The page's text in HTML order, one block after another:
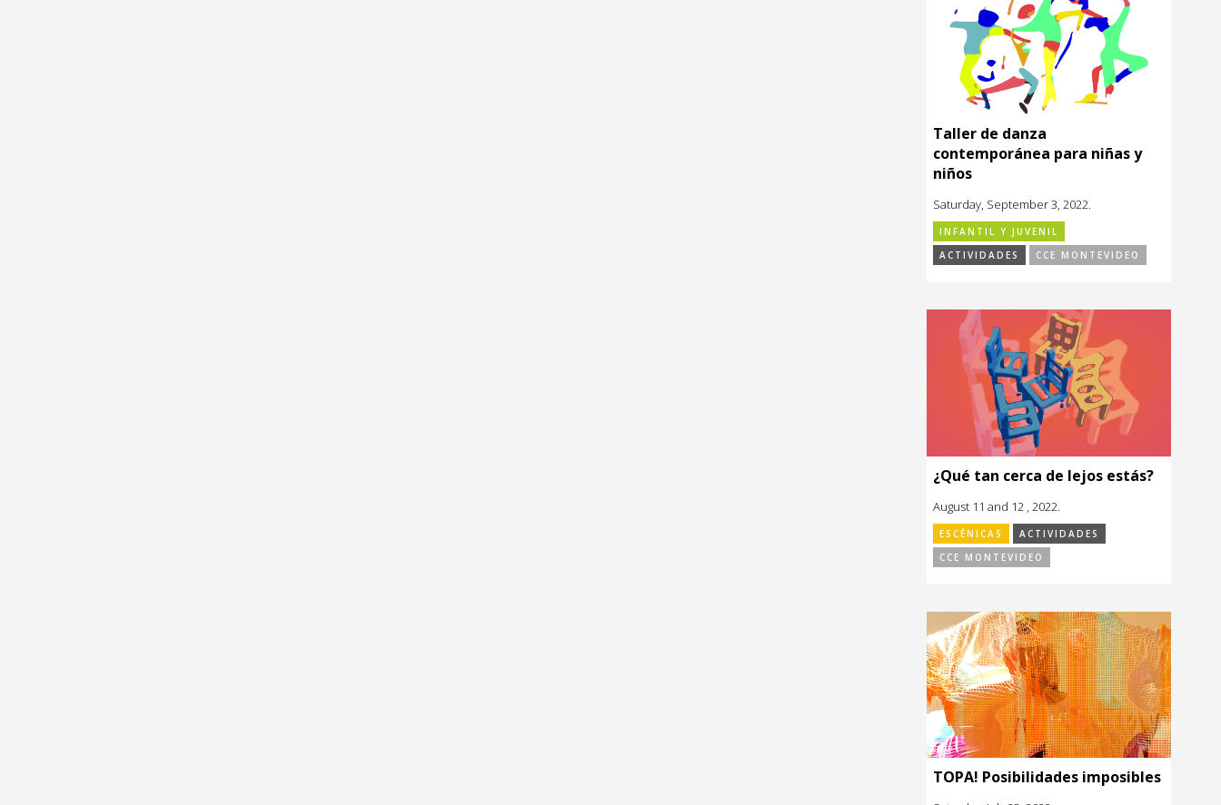
Taller de danza
contemporánea para niñas y
niños
Saturday, September 3, 2022.
INFANTIL Y JUVENIL
ACTIVIDADES
CCE MONTEVIDEO
¿Qué tan cerca de lejos estás?
August 11 and 12 , 2022.
ESCÉNICAS
ACTIVIDADES
CCE MONTEVIDEO
TOPA! Posibilidades imposibles